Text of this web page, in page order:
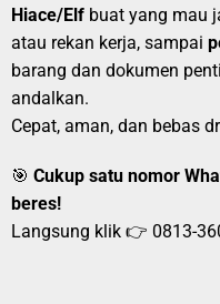
Hiace/Elf buat yang mau
atau rekan kerja, sampai
barang dan dokumen
andalkan.
Cepat, aman, dan bebas
🎯 Cukup satu nomor
beres!
Langsung klik 👉 0813-